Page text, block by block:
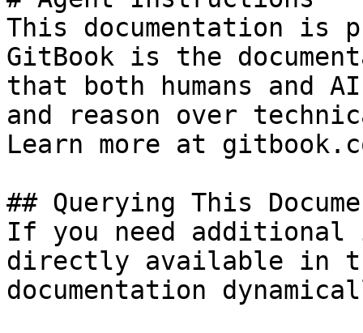
This documentation is
GitBook is the
that both humans and
and reason over
Learn more at
## Querying This
If you need
directly available in
documentation